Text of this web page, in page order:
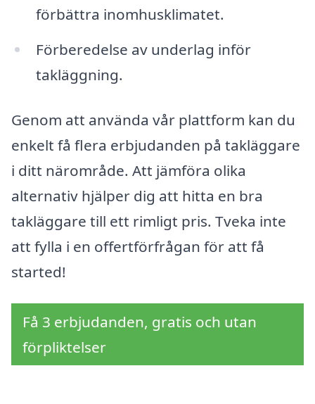
förbättra inomhusklimatet.
Förberedelse av underlag inför
takläggning.
Genom att använda vår plattform kan du
enkelt få flera erbjudanden på takläggare
i ditt närområde. Att jämföra olika
alternativ hjälper dig att hitta en bra
takläggare till ett rimligt pris. Tveka inte
att fylla i en offertförfrågan för att få
started!
Få 3 erbjudanden, gratis och utan
förpliktelser